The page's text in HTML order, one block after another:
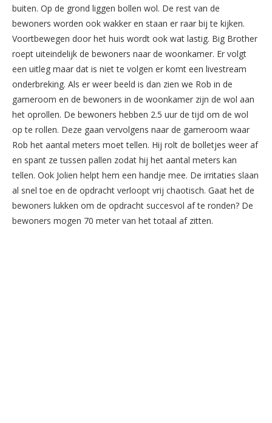
buiten. Op de grond liggen bollen wol. De rest van de
bewoners worden ook wakker en staan er raar bij te kijken.
Voortbewegen door het huis wordt ook wat lastig. Big Brother
roept uiteindelijk de bewoners naar de woonkamer. Er volgt
een uitleg maar dat is niet te volgen er komt een livestream
onderbreking. Als er weer beeld is dan zien we Rob in de
gameroom en de bewoners in de woonkamer zijn de wol aan
het oprollen. De bewoners hebben 2.5 uur de tijd om de wol
op te rollen. Deze gaan vervolgens naar de gameroom waar
Rob het aantal meters moet tellen. Hij rolt de bolletjes weer af
en spant ze tussen pallen zodat hij het aantal meters kan
tellen. Ook Jolien helpt hem een handje mee. De irritaties slaan
al snel toe en de opdracht verloopt vrij chaotisch. Gaat het de
bewoners lukken om de opdracht succesvol af te ronden? De
bewoners mogen 70 meter van het totaal af zitten.